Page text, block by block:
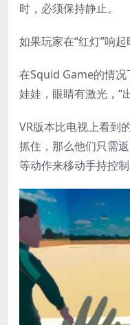
时，必须保持静止。
如果玩家在“红灯”响
在Squid Game的情
娃娃，眼睛有激光，“
VR版本比电视上看到
抓住，那么他们只需
等动作来移动手持控